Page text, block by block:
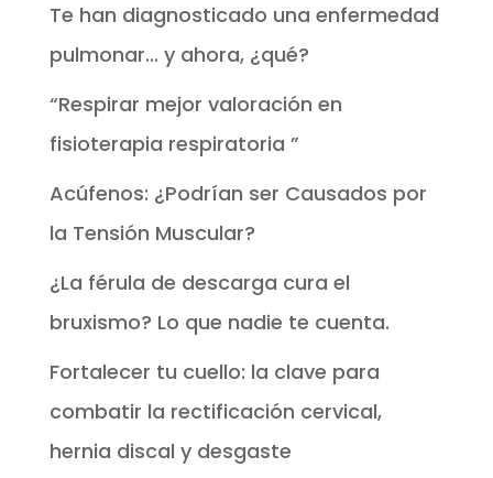
Te han diagnosticado una enfermedad
pulmonar… y ahora, ¿qué?
“Respirar mejor valoración en
fisioterapia respiratoria ”
Acúfenos: ¿Podrían ser Causados por
la Tensión Muscular?
¿La férula de descarga cura el
bruxismo? Lo que nadie te cuenta.
Fortalecer tu cuello: la clave para
combatir la rectificación cervical,
hernia discal y desgaste